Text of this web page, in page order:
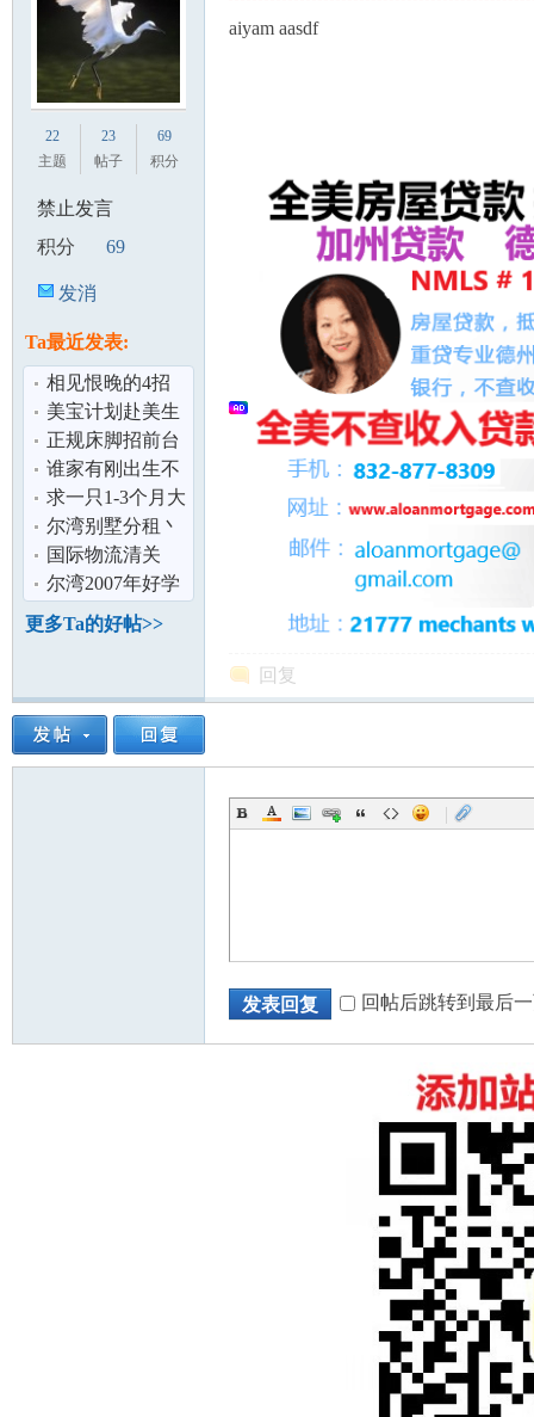
论
22
主题
23
帖子
69
积分
禁止发言
积分
69
发消
Ta最近发表:
相见恨晚的4招
识字法,让华人孩
子不再识字难
美宝计划赴美生
子-中美航线
正规床脚招前台
谁家有刚出生不
久的棕色,香槟色
或者红色泰
求一只1-3个月大
的比熊
尔湾别墅分租丶
两房两浴公寓整
租丶接送机丶
国际物流清关
尔湾2007年好学
区独立屋
更多Ta的好帖>>
aiyam aasdf
回复
|
发表回复 回帖后跳转到最后